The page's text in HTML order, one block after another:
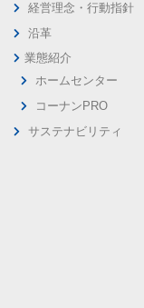
経営理念・行動指針
沿革
業態紹介
ホームセンター
コーナンPRO
サステナビリティ